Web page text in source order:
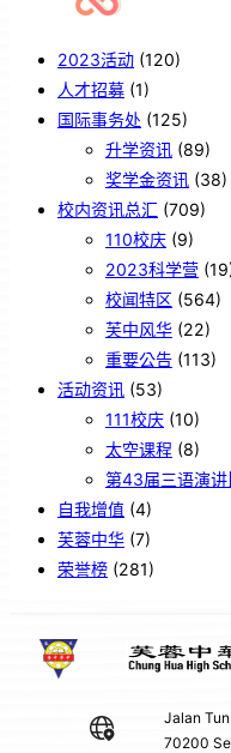
2023活动 (120)
人才招募 (1)
国际事务处 (125)
升学资讯 (89)
奖学金资讯 (38)
校内资讯总汇 (709)
110校庆 (9)
2023科学营
校闻特区 (564)
芙中风华 (22)
重要公告 (113)
活动资讯 (53)
111校庆 (10)
太空课程 (8)
第43届三语演讲
自我增值 (4)
芙蓉中华 (7)
荣誉榜 (281)
Jalan Tun
70200